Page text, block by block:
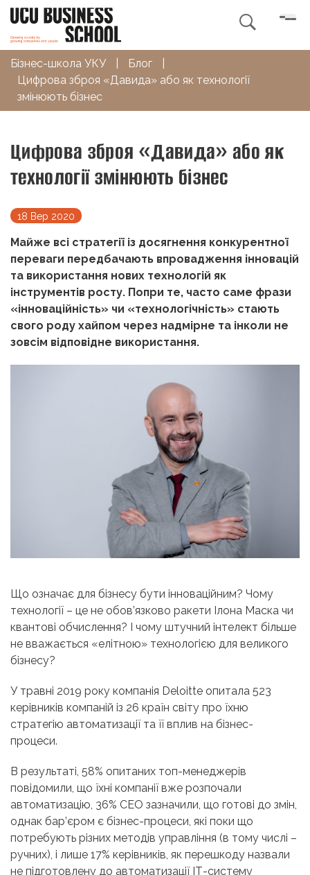

Бізнес-школа УКУ Блог
Цифрова зброя «Давида» або як технології
змінюють бізнес
Цифрова зброя «Давида» або як
технології змінюють бізнес
18 Вер 2020
Майже всі стратегії із досягнення конкурентної
переваги передбачають впровадження інновацій
та використання нових технологій як
інструментів росту. Попри те, часто саме фрази
«інноваційність» чи «технологічність» стають
свого роду хайпом через надмірне та інколи не
зовсім відповідне використання.
Що означає для бізнесу бути інноваційним? Чому
технології – це не обов’язково ракети Ілона Маска чи
квантові обчислення? І чому штучний інтелект більше
не вважається «елітною» технологією для великого
бізнесу?
У травні 2019 року компанія Deloitte опитала 523
керівників компаній із 26 країн світу про їхню
стратегію автоматизації та її вплив на бізнес-
процеси.
В результаті, 58% опитаних топ-менеджерів
повідомили, що їхні компанії вже розпочали
автоматизацію, 36% CEO зазначили, що готові до змін,
однак бар’єром є бізнес-процеси, які поки що
потребують різних методів управління (в тому числі –
ручних), і лише 17% керівників, як перешкоду назвали
не підготовлену до автоматизації ІТ-систему